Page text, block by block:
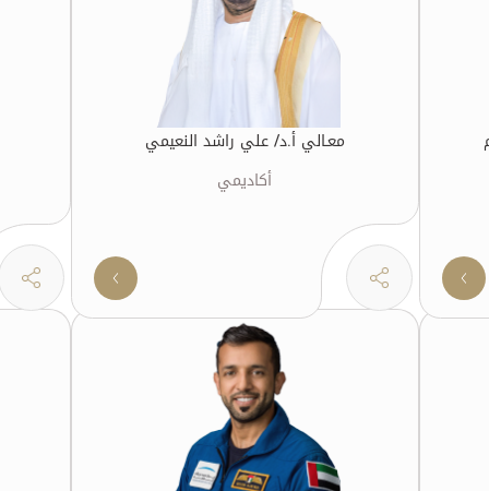
معـالي أ.د/ علي راشد النعيمي
أكاديمي